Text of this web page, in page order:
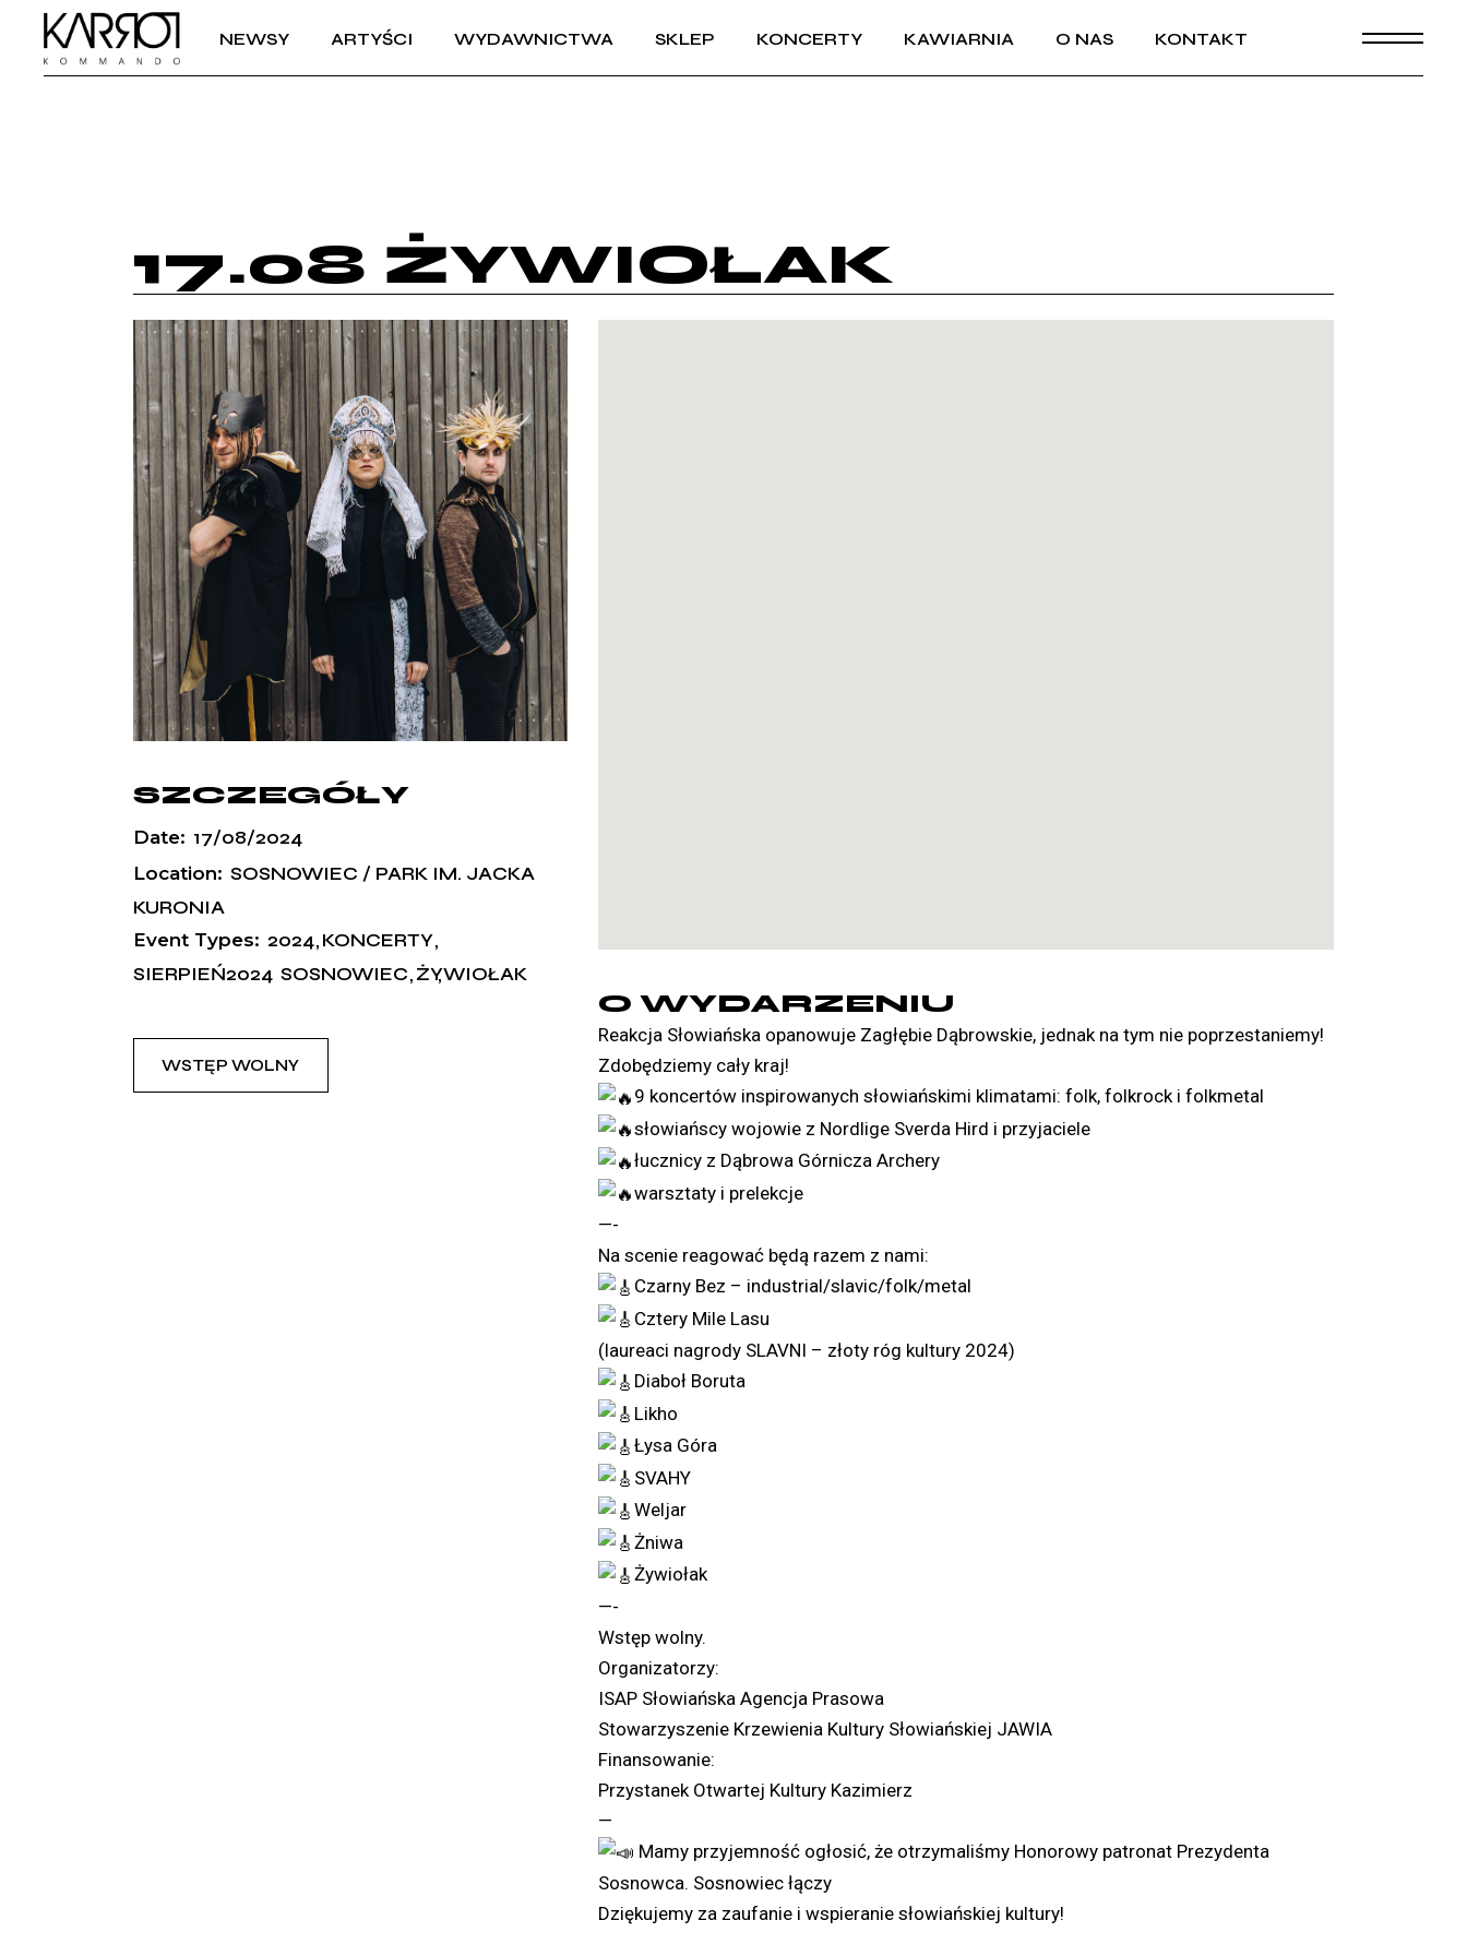
NEWSY ARTYŚCI WYDAWNICTWA SKLEP KONCERTY KAWIARNIA O NAS KONTAKT
17.08 ŻYWIOŁAK
SZCZEGÓŁY
Date: 17/08/2024
Location: SOSNOWIEC / PARK IM. JACKA
KURONIA
Event Types: 2024 KONCERTY
SIERPIEŃ2024 SOSNOWIEC ŻYWIOŁAK
WSTĘP WOLNY
O WYDARZENIU
Reakcja Słowiańska opanowuje Zagłębie Dąbrowskie, jednak na tym nie poprzestaniemy!
Zdobędziemy cały kraj!
9 koncertów inspirowanych słowiańskimi klimatami: folk, folkrock i folkmetal
słowiańscy wojowie z Nordlige Sverda Hird i przyjaciele
łucznicy z Dąbrowa Górnicza Archery
warsztaty i prelekcje
—-
Na scenie reagować będą razem z nami:
Czarny Bez – industrial/slavic/folk/metal
Cztery Mile Lasu
(laureaci nagrody SLAVNI – złoty róg kultury 2024)
Diaboł Boruta
Likho
Łysa Góra
SVAHY
Weljar
Żniwa
Żywiołak
—-
Wstęp wolny.
Organizatorzy:
ISAP Słowiańska Agencja Prasowa
Stowarzyszenie Krzewienia Kultury Słowiańskiej JAWIA
Finansowanie:
Przystanek Otwartej Kultury Kazimierz
—
Mamy przyjemność ogłosić, że otrzymaliśmy Honorowy patronat Prezydenta
Sosnowca. Sosnowiec łączy
Dziękujemy za zaufanie i wspieranie słowiańskiej kultury!